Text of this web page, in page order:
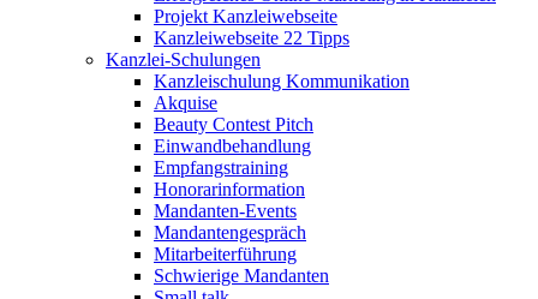
Projekt Kanzleiwebseite
Kanzleiwebseite 22 Tipps
Kanzlei-Schulungen
Kanzleischulung Kommunikation
Akquise
Beauty Contest Pitch
Einwandbehandlung
Empfangstraining
Honorarinformation
Mandanten-Events
Mandantengespräch
Mitarbeiterführung
Schwierige Mandanten